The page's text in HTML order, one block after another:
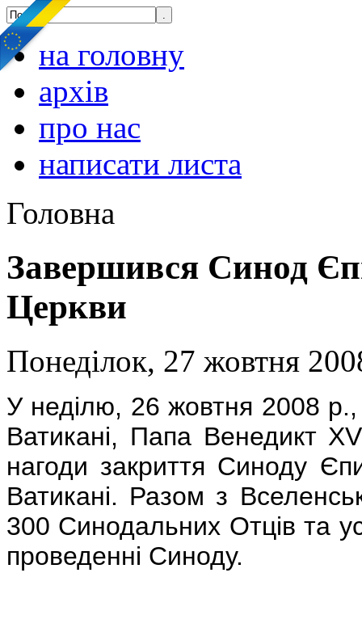
на головну
архів
про нас
написати листа
Головна
Завершився Синод
Церкви
Понеділок, 27 жовтня
У неділю, 26 жовтня 2008 р.,
Ватикані, Папа Венедикт
нагоди закриття Синоду
Ватикані. Разом з
300 Синодальних Отців та
проведенні Синоду.